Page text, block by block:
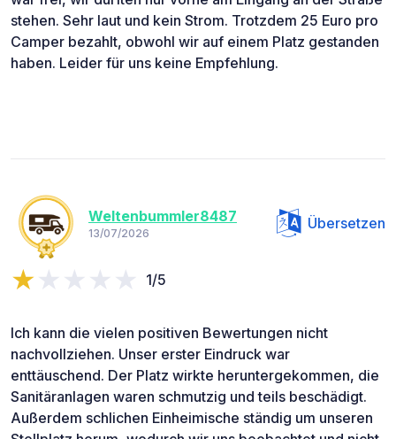
stehen. Sehr laut und kein Strom. Trotzdem 25 Euro pro
Camper bezahlt, obwohl wir auf einem Platz gestanden
haben. Leider für uns keine Empfehlung.
Weltenbummler8487
13/07/2026
Übersetzen
1/5
Ich kann die vielen positiven Bewertungen nicht
nachvollziehen. Unser erster Eindruck war
enttäuschend. Der Platz wirkte heruntergekommen, die
Sanitäranlagen waren schmutzig und teils beschädigt.
Außerdem schlichen Einheimische ständig um unseren